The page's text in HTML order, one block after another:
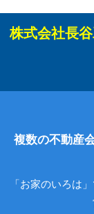
株式会社長
複数の不動産
「お家のいろは